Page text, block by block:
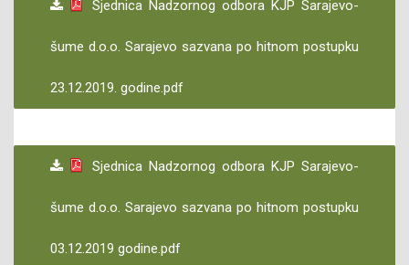
Sjednica Nadzornog odbora KJP Sarajevo-
šume d.o.o. Sarajevo sazvana po hitnom postupku
23.12.2019. godine.pdf
Sjednica Nadzornog odbora KJP Sarajevo-
šume d.o.o. Sarajevo sazvana po hitnom postupku
03.12.2019 godine.pdf